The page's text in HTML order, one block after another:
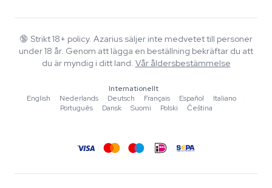
Vanliga frågor
Integritetspolicy
Wiki
Blog
Skribenter
Verktyg & Kalkylatorer
Erbjudanden
🔞 Strikt 18+ policy. Azarius säljer inte medvetet till personer
under 18 år. Genom att lägga en beställning bekräftar du att
du är myndig i ditt land. Vår åldersbestämmelse
Internationellt
English
·Nederlands ·Deutsch ·Français ·Español ·Italiano
·
Português
·Dansk ·Suomi ·Polski ·Čeština